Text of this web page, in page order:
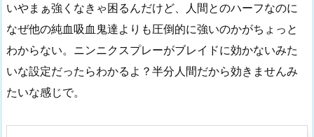
いやまぁ強くなきゃ困るんだけど、人間とのハーフなのに
なぜ他の純血吸血鬼達よりも圧倒的に強いのかがちょっと
わからない。ニンニクスプレーがブレイドに効かないみた
いな設定だったらわかるよ？半分人間だから効きませんみ
たいな感じで。